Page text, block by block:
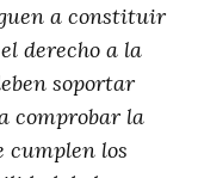
a constituir
derecho a la
soportar
comprobar la
cumplen los